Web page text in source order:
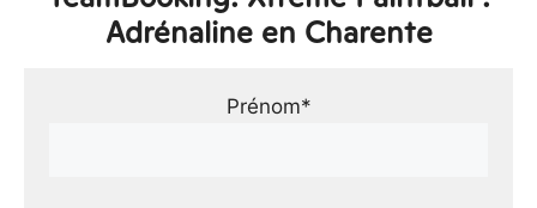
Adrénaline en Charente
Prénom*